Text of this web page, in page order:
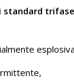
trifase